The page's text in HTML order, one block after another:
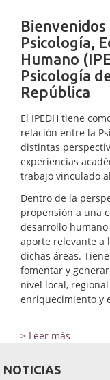
Psicología,
Humano
Psicología
República
El IPEDH tiene
relación entre la
distintas
experiencias
trabajo vinculado
Dentro de la
propensión a una
desarrollo
aporte relevante a
dichas áreas.
fomentar y
nivel local,
enriquecimiento y
> Leer más
NOTICIAS